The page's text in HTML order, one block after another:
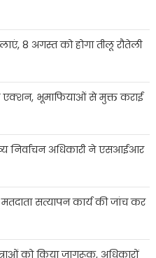
8 अगस्त को होगा तीलू रौतेली
एक्शन, भूमाफियाओं से मुक्त कराई
निर्वाचन अधिकारी ने एसआईआर
सत्यापन कार्य की जांच कर
को किया जागरूक, अधिकारों